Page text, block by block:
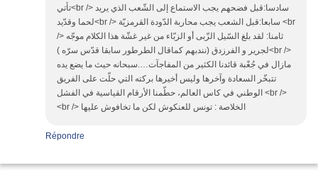
تأتي<br /> سادسا:قبل فضحهم يجب الاستماع إلى الشّعب الذي يريد
لحما وقدّيد<br /> سابعا:قبل الشعب يجب محاربة الدّودة القرمزيّة <br
/> ثامنا: لقد بلغ السّيل الزّبى أو الزبّاء من غير غشّة هذا الكلام موجّه
لجرير و الفرزدق (نندبهم كماقال الطرطور سابقا قدّس سرّه )<br />
مازال في جُعْبة قائدنا الكثير من المفاجآت….سبحانه حيث ما يضع يده
تتبخّر السعادة وآخرها وليس أخيرها بركته التي حلّت على الفريق
الوطني في كاس العالم، حطّمنا الأرقام القياسية في الفشل <br />
<br /> الخلاصة : تونس للعنكوش لكن ما تخافوش عليها
Répondre